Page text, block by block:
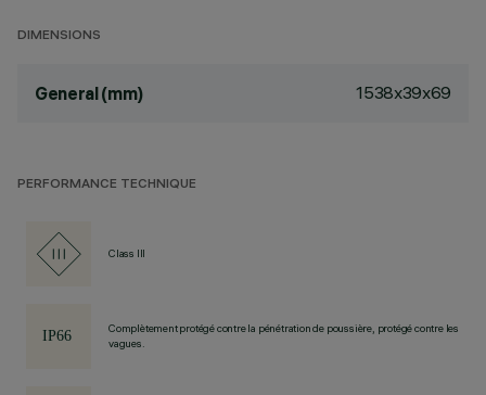
DIMENSIONS
General (mm) 1538x39x69
PERFORMANCE TECHNIQUE
Class III
Complètement protégé contre la pénétration de poussière, protégé contre les
vagues.